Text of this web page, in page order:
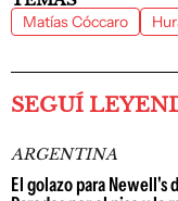
Matías Cóccaro
SEGUÍ
ARGENTINA
El golazo para Newell's